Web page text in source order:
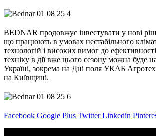
BEDNAR продовжує інвестувати у нові
що працюють в умовах нестабільного
технологій і високих вимог до
техніку в дії вже цього сезону можна буде
Україні, зокрема на Дні поля УКАБ
на Київщині.
Facebook Google Plus Twitter Linkedin